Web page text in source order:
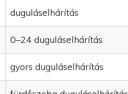
duguláselhárítás
0–24 duguláselhárítás
gyors duguláselhárítás